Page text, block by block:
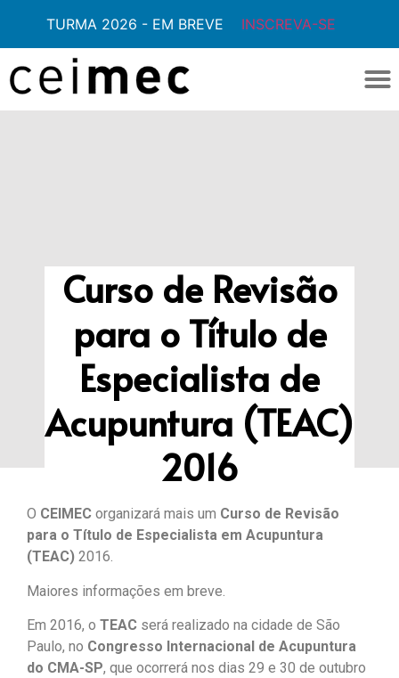
TURMA 2026 - EM BREVE INSCREVA-SE
Curso de Revisão
para o Título de
Especialista de
Acupuntura (TEAC)
2016
O CEIMEC organizará mais um Curso de Revisão
para o Título de Especialista em Acupuntura
(TEAC) 2016.
Maiores informações em breve.
Em 2016, o TEAC será realizado na cidade de São
Paulo, no Congresso Internacional de Acupuntura
do CMA-SP, que ocorrerá nos dias 29 e 30 de outubro